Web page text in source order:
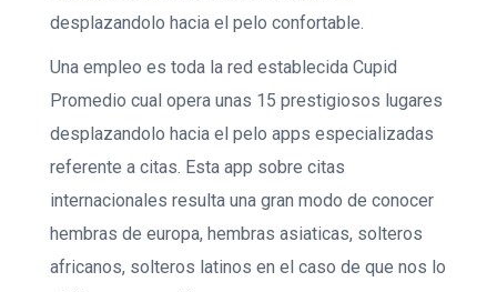
desplazandolo hacia el pelo confortable.
Una empleo es toda la red establecida Cupid
Promedio cual opera unas 15 prestigiosos lugares
desplazandolo hacia el pelo apps especializadas
referente a citas. Esta app sobre citas
internacionales resulta una gran modo de conocer
hembras de europa, hembras asiaticas, solteros
africanos, solteros latinos en el caso de que nos lo